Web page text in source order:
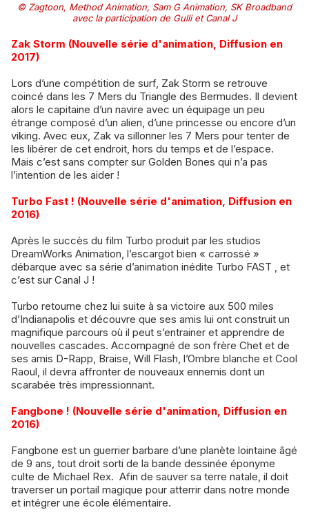
© Zagtoon, Method Animation, Sam G Animation, SK Broadband
avec la participation de Gulli et Canal J
Zak Storm (Nouvelle série d'animation, Diffusion en
2017)
Lors d’une compétition de surf, Zak Storm se retrouve
coincé dans les 7 Mers du Triangle des Bermudes. Il devient
alors le capitaine d’un navire avec un équipage un peu
étrange composé d’un alien, d’une princesse ou encore d’un
viking. Avec eux, Zak va sillonner les 7 Mers pour tenter de
les libérer de cet endroit, hors du temps et de l’espace.
Mais c’est sans compter sur Golden Bones qui n’a pas
l’intention de les aider !
Turbo Fast ! (Nouvelle série d'animation, Diffusion en
2016)
Après le succès du film Turbo produit par les studios
DreamWorks Animation, l’escargot bien « carrossé »
débarque avec sa série d’animation inédite Turbo FAST , et
c’est sur Canal J !
Turbo retourne chez lui suite à sa victoire aux 500 miles
d’Indianapolis et découvre que ses amis lui ont construit un
magnifique parcours où il peut s’entrainer et apprendre de
nouvelles cascades. Accompagné de son frère Chet et de
ses amis D-Rapp, Braise, Will Flash, l’Ombre blanche et Cool
Raoul, il devra affronter de nouveaux ennemis dont un
scarabée très impressionnant.
Fangbone ! (Nouvelle série d'animation, Diffusion en
2016)
Fangbone est un guerrier barbare d’une planète lointaine âgé
de 9 ans, tout droit sorti de la bande dessinée éponyme
culte de Michael Rex. Afin de sauver sa terre natale, il doit
traverser un portail magique pour atterrir dans notre monde
et intégrer une école élémentaire.